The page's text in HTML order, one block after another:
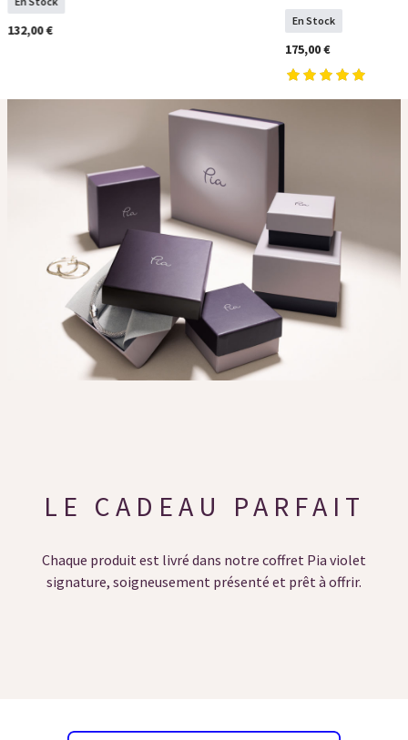
132,00 €
En Stock
175,00 €
LE CADEAU PARFAIT
Chaque produit est livré dans notre coffret Pia violet
signature, soigneusement présenté et prêt à offrir.